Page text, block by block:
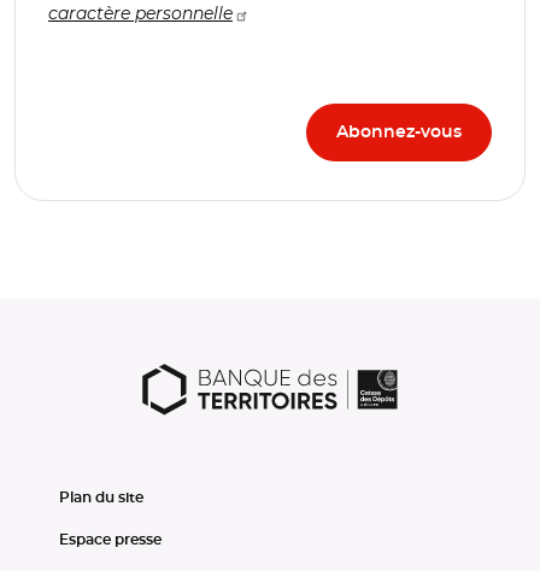
caractère personnelle
Plan du site
Espace presse